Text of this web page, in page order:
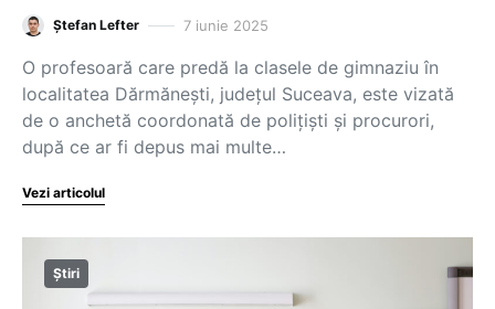
Ștefan Lefter 7 iunie 2025
O profesoară care predă la clasele de gimnaziu în
localitatea Dărmănești, județul Suceava, este vizată
de o anchetă coordonată de polițiști și procurori,
după ce ar fi depus mai multe…
Vezi articolul
Știri